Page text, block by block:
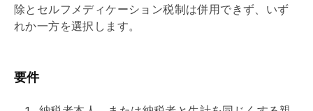
除とセルフメディケーション税制は併用できず、いず
れか一方を選択します。
要件